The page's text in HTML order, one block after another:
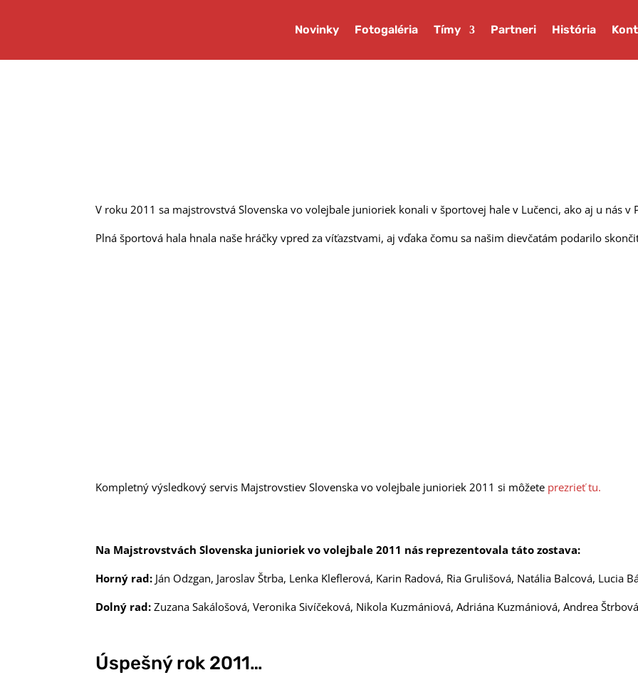
Novinky Fotogaléria Tímy Partneri História
V roku 2011 sa majstrovstvá Slovenska vo volejbale junioriek konali v športovej hale v Lučenci, ako aj u nás v
Plná športová hala hnala naše hráčky vpred za víťazstvami, aj vďaka čomu sa našim dievčatám podarilo
Kompletný výsledkový servis Majstrovstiev Slovenska vo volejbale junioriek 2011 si môžete prezrieť tu.
Na Majstrovstvách Slovenska junioriek vo volejbale 2011 nás reprezentovala táto zostava:
Horný rad: Ján Odzgan, Jaroslav Štrba, Lenka Kleflerová, Karin Radová, Ria Grulišová, Natália Balcová, Lucia
Dolný rad: Zuzana Sakálošová, Veronika Sivíčeková, Nikola Kuzmániová, Adriána Kuzmániová, Andrea
Úspešný rok 2011…